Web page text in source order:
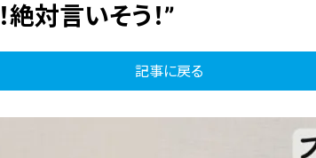
絶対言いそう！”
記事に戻る